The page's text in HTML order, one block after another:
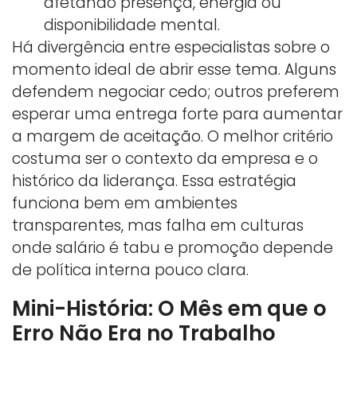
disponibilidade mental.
Há divergência entre especialistas sobre o
momento ideal de abrir esse tema. Alguns
defendem negociar cedo; outros preferem
esperar uma entrega forte para aumentar
a margem de aceitação. O melhor critério
costuma ser o contexto da empresa e o
histórico da liderança. Essa estratégia
funciona bem em ambientes
transparentes, mas falha em culturas
onde salário é tabu e promoção depende
de política interna pouco clara.
Mini-História: O Mês em que o
Erro Não Era no Trabalho